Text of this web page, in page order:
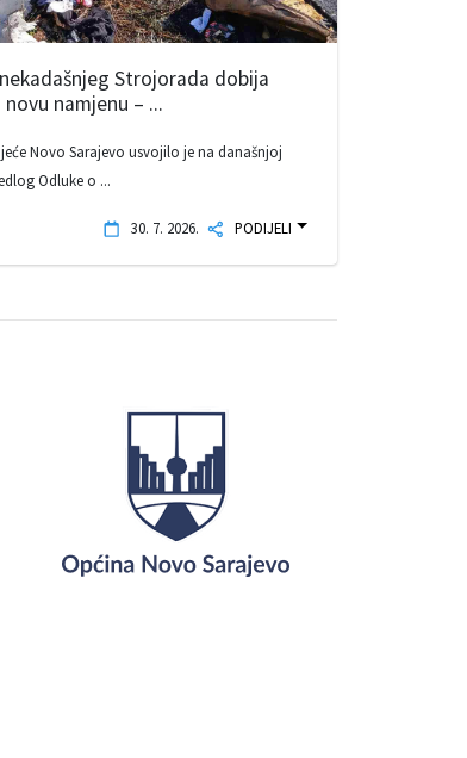
Strojorada dobija
namjenu – ...
Novo Sarajevo usvojilo je na današnjoj
Odluke o ...
30. 7. 2026. PODIJELI